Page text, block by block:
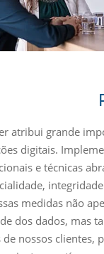
atribui grande
digitais.
e técnicas
medidas não
dos dados, mas
de nossos clientes,